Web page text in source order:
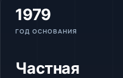
1979
ГОД ОСНОВАНИЯ
Частная